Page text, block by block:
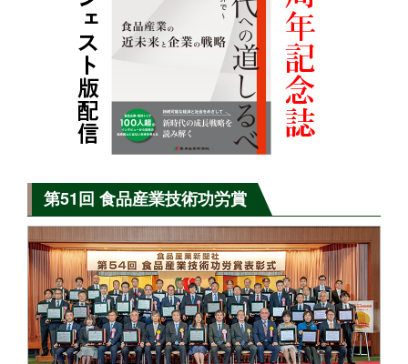
第51回 食品産業技術功労賞